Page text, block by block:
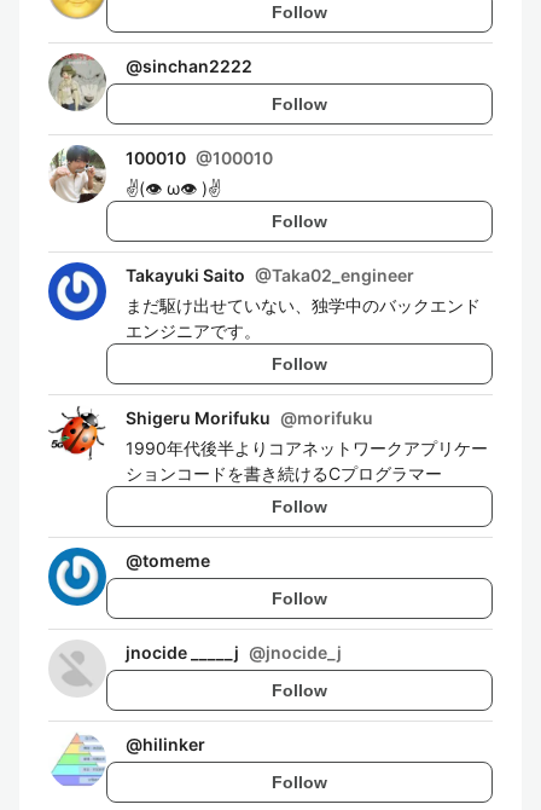
Follow
@sinchan2222
Follow
100010 @100010
✌️(👁 ω👁 )✌️
Follow
Takayuki Saito @Taka02_engineer
まだ駆け出せていない、独学中のバックエンド
エンジニアです。
Follow
Shigeru Morifuku @morifuku
1990年代後半よりコアネットワークアプリケー
ションコードを書き続けるCプログラマー
Follow
@tomeme
Follow
jnocide _____j @jnocide_j
Follow
@hilinker
Follow